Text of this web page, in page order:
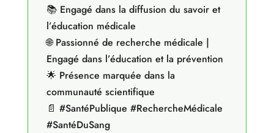
📚 Engagé dans la diffusion du savoir et
l’éducation médicale
🌐 Passionné de recherche médicale |
Engagé dans l’éducation et la prévention
🌟 Présence marquée dans la
communauté scientifique
📄 #SantéPublique #RechercheMédicale
#SantéDuSang